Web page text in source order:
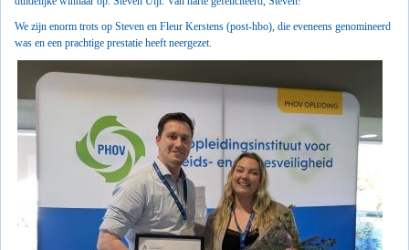
We zijn enorm trots op Steven en Fleur Kerstens (post-hbo), die eveneens genomineerd
was en een prachtige prestatie heeft neergezet.